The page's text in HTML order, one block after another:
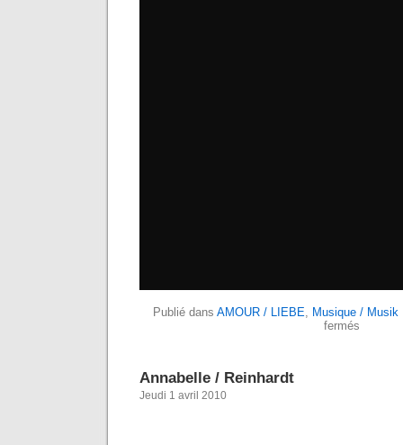
Publié dans AMOUR / LIEBE, Musique / Musik
fermés
Annabelle / Reinhardt
Jeudi 1 avril 2010